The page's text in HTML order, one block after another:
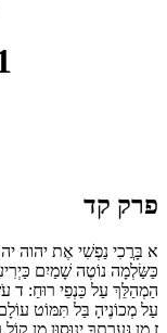
פרק קד
א בָּרֲכִי נַפְשִׁי אֶת יהוה
כַּשַּׂלְמָה נוֹטֶה שָׁמַיִם
הַמְהַלֵּךְ עַל כַּנְפֵי רוּחַ: ד
עַל מְכוֹנֶיהָ בַּל תִּמּוֹט
ז מִן גַּעֲרָתְךָ יְנוּסוּן מִן קוֹל